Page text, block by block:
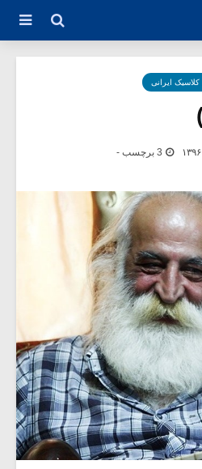
ایرانی
3 برچسب -